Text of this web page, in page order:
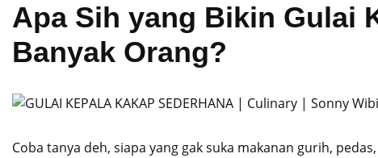
Apa Sih yang Bikin Gulai
Banyak Orang?
Coba tanya deh, siapa yang gak suka makanan gurih,